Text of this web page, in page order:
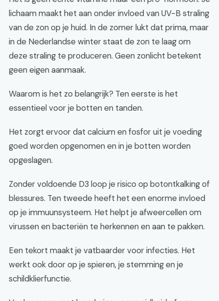
lichaam maakt het aan onder invloed van UV-B straling
van de zon op je huid. In de zomer lukt dat prima, maar
in de Nederlandse winter staat de zon te laag om
deze straling te produceren. Geen zonlicht betekent
geen eigen aanmaak.
Waarom is het zo belangrijk? Ten eerste is het
essentieel voor je botten en tanden.
Het zorgt ervoor dat calcium en fosfor uit je voeding
goed worden opgenomen en in je botten worden
opgeslagen.
Zonder voldoende D3 loop je risico op botontkalking of
blessures. Ten tweede heeft het een enorme invloed
op je immuunsysteem. Het helpt je afweercellen om
virussen en bacteriën te herkennen en aan te pakken.
Een tekort maakt je vatbaarder voor infecties. Het
werkt ook door op je spieren, je stemming en je
schildklierfunctie.